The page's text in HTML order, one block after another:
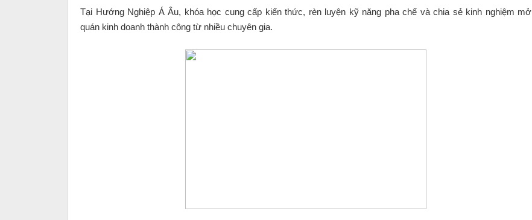
Tại Hướng Nghiệp Á Âu, khóa học cung cấp kiến thức, rèn luyện kỹ năng pha chế và chia sẻ kinh nghiệm mở
quán kinh doanh thành công từ nhiều chuyên gia.